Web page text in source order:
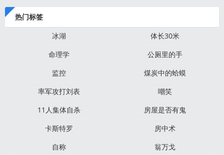
热门标签
冰湖
体长30米
命理学
公厕里的手
监控
煤炭中的蛤蟆
率军攻打刘表
嘲笑
11人集体自杀
房屋是否有鬼
卡斯特罗
房中术
自称
翁万戈